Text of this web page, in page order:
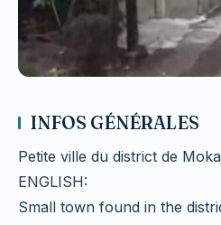
INFOS GÉNÉRALES
Petite ville du district de Moka
ENGLISH:
Small town found in the